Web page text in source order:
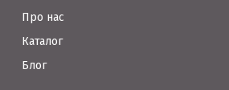
Про нас
Каталог
Блог